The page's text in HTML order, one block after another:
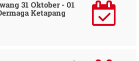
31 Oktober - 01
Ketapang